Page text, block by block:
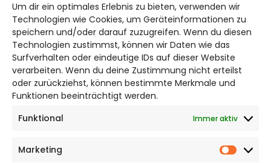
Um dir ein optimales Erlebnis zu bieten, verwenden wir
Technologien wie Cookies, um Geräteinformationen zu
speichern und/oder darauf zuzugreifen. Wenn du diesen
Technologien zustimmst, können wir Daten wie das
Surfverhalten oder eindeutige IDs auf dieser Website
verarbeiten. Wenn du deine Zustimmung nicht erteilst
oder zurückziehst, können bestimmte Merkmale und
Funktionen beeinträchtigt werden.
Funktional
Immer aktiv
Marketing
Bruchtorwall 12
38100 Braunschweig
Telefon: 0531 387220 – 65
DAS STADTMAGAZIN FÜR
BRAUNSCHWEIG
Impressum
Cookie Richtlinie